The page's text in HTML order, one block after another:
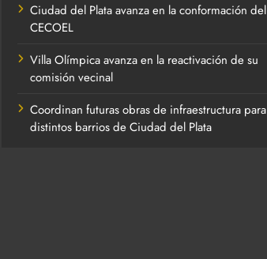
Ciudad del Plata avanza en la conformación del
CECOEL
Villa Olímpica avanza en la reactivación de su
comisión vecinal
Coordinan futuras obras de infraestructura para
distintos barrios de Ciudad del Plata